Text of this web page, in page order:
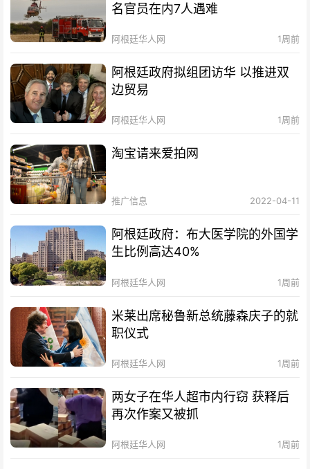
名官员在内7人遇难
阿根廷华人网 1周前
阿根廷政府拟组团访华 以推进双
边贸易
阿根廷华人网 1周前
淘宝请来爱拍网
推广信息 2022-04-11
阿根廷政府：布大医学院的外国学
生比例高达40%
阿根廷华人网 1周前
米莱出席秘鲁新总统藤森庆子的就
职仪式
阿根廷华人网 1周前
两女子在华人超市内行窃 获释后
再次作案又被抓
阿根廷华人网 1周前